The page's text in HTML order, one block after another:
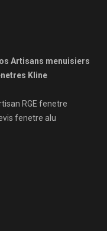
Artisans menuisiers
Kline
RGE fenetre
fenetre alu